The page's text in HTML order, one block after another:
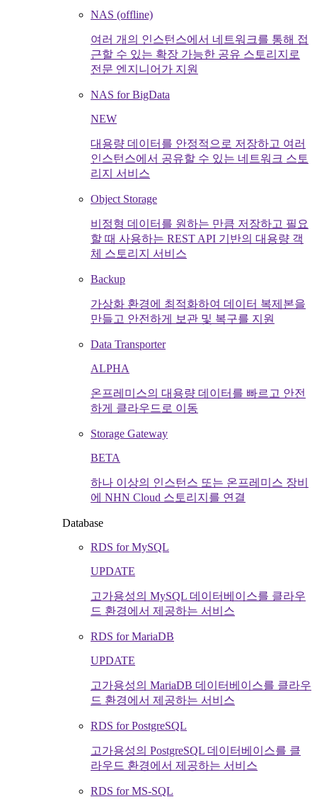
NAS (offline)
여러 개의 인스턴스에서 네트워크를 통해 접
근할 수 있는 확장 가능한 공유 스토리지로
전문 엔지니어가 지원
NAS for BigData
NEW
대용량 데이터를 안정적으로 저장하고 여러
인스턴스에서 공유할 수 있는 네트워크 스토
리지 서비스
Object Storage
비정형 데이터를 원하는 만큼 저장하고 필요
할 때 사용하는 REST API 기반의 대용량 객
체 스토리지 서비스
Backup
가상화 환경에 최적화하여 데이터 복제본을
만들고 안전하게 보관 및 복구를 지원
Data Transporter
ALPHA
온프레미스의 대용량 데이터를 빠르고 안전
하게 클라우드로 이동
Storage Gateway
BETA
하나 이상의 인스턴스 또는 온프레미스 장비
에 NHN Cloud 스토리지를 연결
Database
RDS for MySQL
UPDATE
고가용성의 MySQL 데이터베이스를 클라우
드 환경에서 제공하는 서비스
RDS for MariaDB
UPDATE
고가용성의 MariaDB 데이터베이스를 클라우
드 환경에서 제공하는 서비스
RDS for PostgreSQL
고가용성의 PostgreSQL 데이터베이스를 클
라우드 환경에서 제공하는 서비스
RDS for MS-SQL